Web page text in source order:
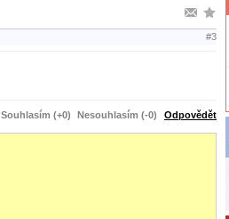
#3
Souhlasím (+0) Nesouhlasím (-0) Odpovědět